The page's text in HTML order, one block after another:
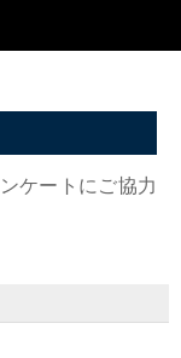
ケートにご協力